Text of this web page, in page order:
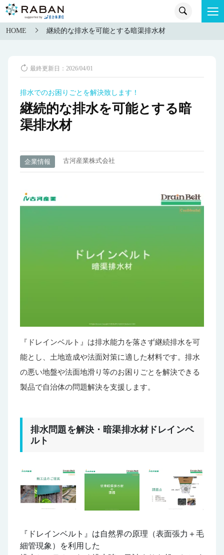
HOME 継続的な排水を可能とする暗渠排水材
最終更新日：2026/04/01
排水でのお困りごとを解決致します！
継続的な排水を可能とする暗
渠排水材
企業情報 古河産業株式会社
『ドレインベルト』は排水能力を落さず継続排水を可
能とし、土地造成や法面対策に適した材料です。排水
の悪い地盤や法面地滑り等のお困りごとを解決できる
製品で自治体の問題解決を支援します。
排水問題を解決・暗渠排水材ドレインベ
ルト
『ドレインベルト』は自然界の原理（表面張力＋毛
細管現象）を利用した